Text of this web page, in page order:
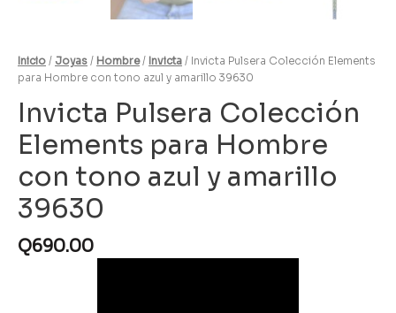
Inicio / Joyas / Hombre/ Invicta / Invicta Pulsera Colección Elements
para Hombre con tono azul y amarillo 39630
Invicta Pulsera Colección
Elements para Hombre
con tono azul y amarillo
39630
Q690.00